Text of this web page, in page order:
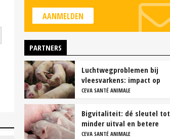
AANMELDEN
PARTNERS
Luchtwegproblemen bij
vleesvarkens: impact op
karkas- en vleeskwaliteit
CEVA SANTÉ ANIMALE
Bigvitaliteit: dé sleutel tot
minder uitval en betere
groei
CEVA SANTÉ ANIMALE